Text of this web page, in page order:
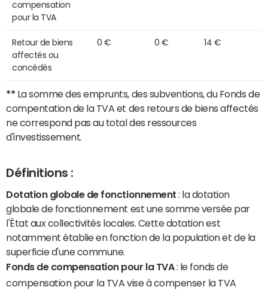
compensation
pour la TVA
Retour de biens
affectés ou
concédés
0 € 0 € 14 €
** La somme des emprunts, des subventions, du Fonds de
compentation de la TVA et des retours de biens affectés
ne correspond pas au total des ressources
d'investissement.
Définitions :
Dotation globale de fonctionnement : la dotation
globale de fonctionnement est une somme versée par
l'État aux collectivités locales. Cette dotation est
notamment établie en fonction de la population et de la
superficie d'une commune.
Fonds de compensation pour la TVA: le fonds de
compensation pour la TVA vise à compenser la TVA